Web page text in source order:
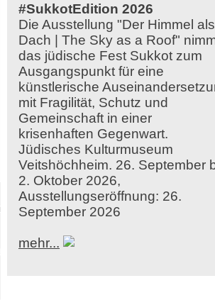
#SukkotEdition 2026
Die Ausstellung "Der Himmel als
Dach | The Sky as a Roof"
das jüdische Fest Sukkot zum
Ausgangspunkt für eine
künstlerische
mit Fragilität, Schutz und
Gemeinschaft in einer
krisenhaften Gegenwart.
Jüdisches Kulturmuseum
Veitshöchheim. 26. September
2. Oktober 2026,
Ausstellungseröffnung: 26.
September 2026
mehr...